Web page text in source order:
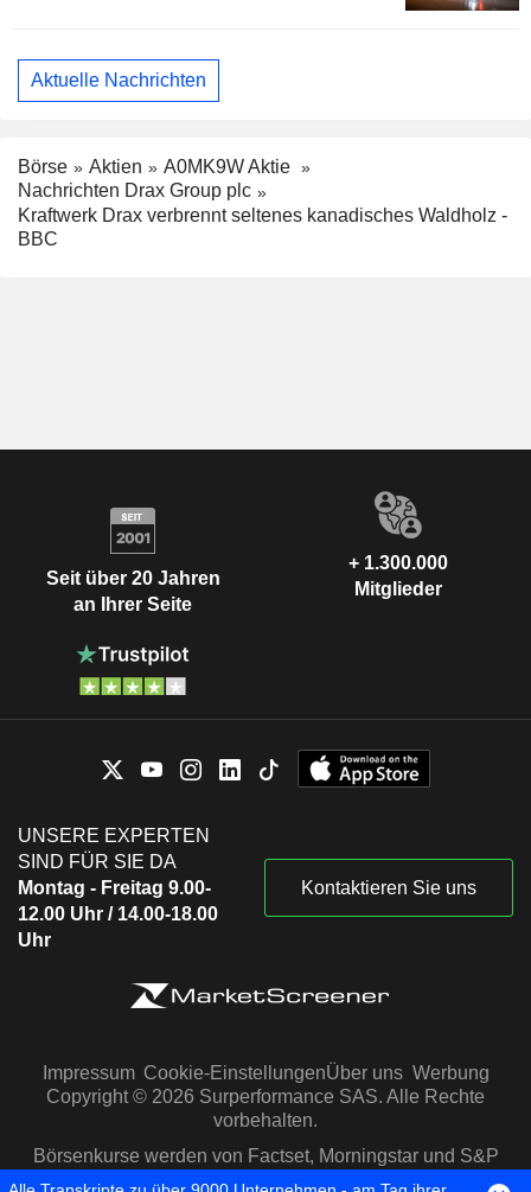
Aktuelle Nachrichten
Börse Aktien
A0MK9W Aktie
Nachrichten Drax Group plc
Kraftwerk Drax verbrennt seltenes kanadisches Waldholz -
BBC
Seit über 20 Jahren
an Ihrer Seite
+ 1.300.000
Mitglieder
UNSERE EXPERTEN
SIND FÜR SIE DA
Montag - Freitag 9.00-
12.00 Uhr / 14.00-18.00
Uhr
Kontaktieren Sie uns
Impressum Cookie-EinstellungenÜber uns Werbung
Copyright © 2026 Surperformance SAS. Alle Rechte
vorbehalten.
Börsenkurse werden von Factset, Morningstar und S&P
Capital IQ zur Verfügung gestellt